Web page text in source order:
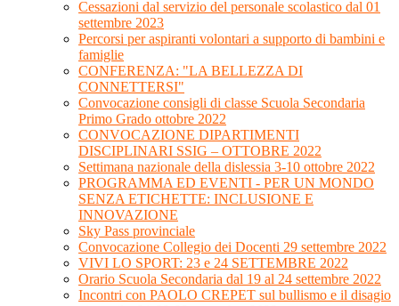
Cessazioni dal servizio del personale scolastico dal 01
settembre 2023
Percorsi per aspiranti volontari a supporto di bambini e
famiglie
CONFERENZA: "LA BELLEZZA DI
CONNETTERSI"
Convocazione consigli di classe Scuola Secondaria
Primo Grado ottobre 2022
CONVOCAZIONE DIPARTIMENTI
DISCIPLINARI SSIG – OTTOBRE 2022
Settimana nazionale della dislessia 3-10 ottobre 2022
PROGRAMMA ED EVENTI - PER UN MONDO
SENZA ETICHETTE: INCLUSIONE E
INNOVAZIONE
Sky Pass provinciale
Convocazione Collegio dei Docenti 29 settembre 2022
VIVI LO SPORT: 23 e 24 SETTEMBRE 2022
Orario Scuola Secondaria dal 19 al 24 settembre 2022
Incontri con PAOLO CREPET sul bullismo e il disagio